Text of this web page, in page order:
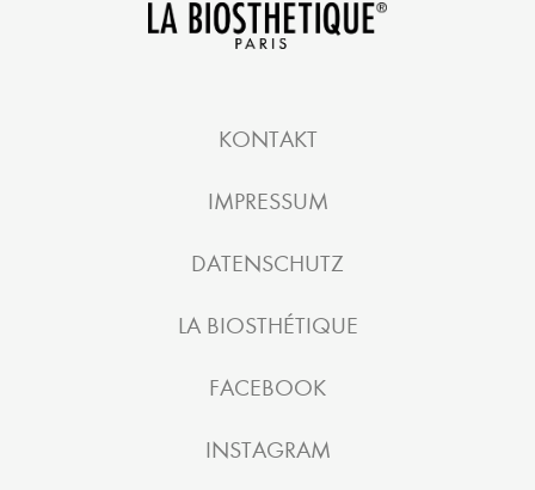
KONTAKT
IMPRESSUM
DATENSCHUTZ
LA BIOSTHÉTIQUE
FACEBOOK
INSTAGRAM